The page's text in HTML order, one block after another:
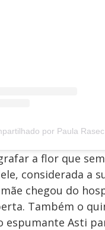
por Paula
a flor que
considerada a
chegou do
Também o
espumante Asti